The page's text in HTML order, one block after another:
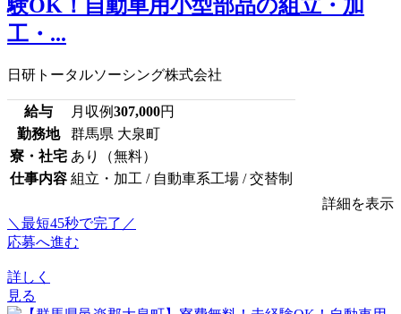
験OK！自動車用小型部品の組立・加
工・...
日研トータルソーシング株式会社
給与 月収例307,000円
勤務地
群馬県 大泉町
寮・社宅 あり（無料）
仕事内容 組立・加工 / 自動車系工場 / 交替制
詳細を表示
＼最短45秒で完了／
応募へ進む
詳しく
見る